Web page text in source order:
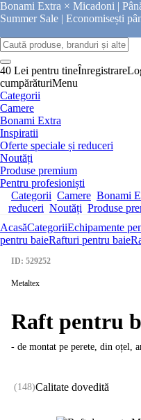
Bonami Extra × Micadoni |
Summer Sale | Economisești
40 Lei pentru tineÎnregistrare
cumpărăturiMenu
Categorii
Camere
Bonami Extra
Inspiratii
Oferte speciale și reduceri
Noutăți
Produse premium
Pentru profesioniști
Categorii Camere Bonami
reduceri Noutăți Produse
AcasăCategoriiEchipamente
pentru baieRafturi pentru baie
ID: 529252
Metaltex
Raft pentru
- de montat pe perete, din oțel,
(148)Calitate dovedită